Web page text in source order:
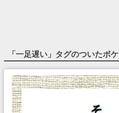
「一足遅い 」タグのついたボケ